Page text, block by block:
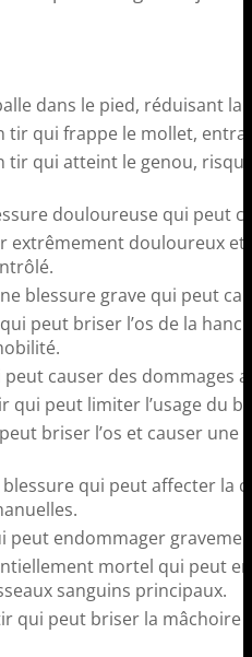
dans le pied, réduisant la
tir qui frappe le mollet,
tir qui atteint le genou,
douloureuse qui peut
extrêmement douloureux
blessure grave qui peut
peut briser l’os de la
causer des dommages
qui peut limiter l’usage du
briser l’os et causer
blessure qui peut affecter la
peut endommager
mortel qui peut
sanguins principaux.
qui peut briser la mâchoire